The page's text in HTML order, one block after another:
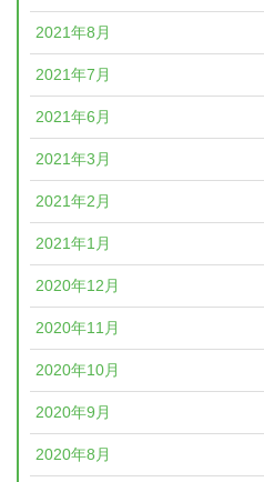
2021年8月
2021年7月
2021年6月
2021年3月
2021年2月
2021年1月
2020年12月
2020年11月
2020年10月
2020年9月
2020年8月